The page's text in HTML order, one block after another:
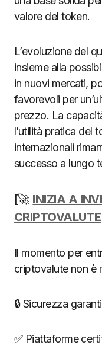
valore del token.
L’evoluzione del
insieme alla
in nuovi mercati,
favorevoli per
prezzo. La
l’utilità pratica del
internazionali
successo a lungo
[🚀 INIZIA A
CRIPTOVALUTE
Il momento per
criptovalute non è
🔒 Sicurezza
✅ Piattaforme